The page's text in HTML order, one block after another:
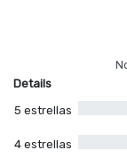
Details
5 estrellas
4 estrellas